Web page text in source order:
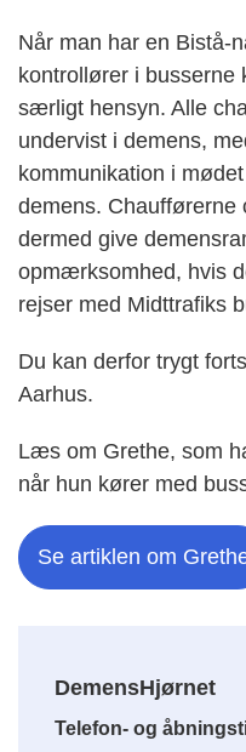
Når man har en Bistå-
kontrollører i busserne
særligt hensyn. Alle
undervist i demens,
kommunikation i
demens. Chaufførerne
dermed give
opmærksomhed, hvis
rejser med Midttrafiks
Du kan derfor trygt
Aarhus.
Læs om Grethe, som
når hun kører med
Se artiklen om
DemensHjørnet
Telefon- og